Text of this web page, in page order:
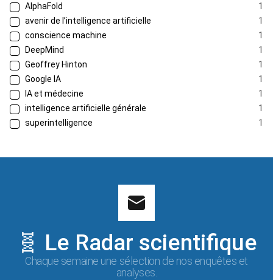
AlphaFold
1
avenir de l’intelligence artificielle
1
conscience machine
1
DeepMind
1
Geoffrey Hinton
1
Google IA
1
IA et médecine
1
intelligence artificielle générale
1
superintelligence
1
🧬 Le Radar scientifique
Chaque semaine une sélection de nos enquêtes et
analyses.